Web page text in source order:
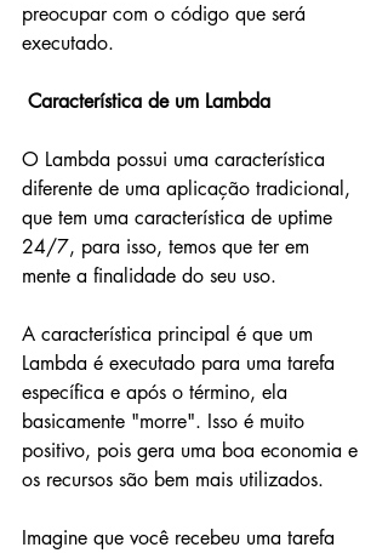
preocupar com o código que será
executado.
Característica de um Lambda
O Lambda possui uma característica
diferente de uma aplicação tradicional,
que tem uma característica de uptime
24/7, para isso, temos que ter em
mente a finalidade do seu uso.
A característica principal é que um
Lambda é executado para uma tarefa
específica e após o término, ela
basicamente "morre". Isso é muito
positivo, pois gera uma boa economia e
os recursos são bem mais utilizados.
Imagine que você recebeu uma tarefa